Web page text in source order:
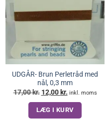
UDGÅR- Brun Perletråd med
nål, 0,3 mm
17,00kr. Den
oprindelige
pris
var:
17,00 kr..
12,00kr. Den
aktuelle
pris
er:
12,00 kr..
inkl. moms
LÆG I KURV